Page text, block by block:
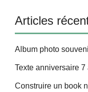
Articles
Album photo
Texte anniversaire 7
Construire un book